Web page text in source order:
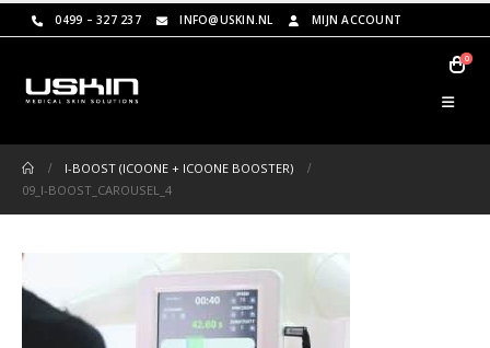
0499 – 327 237 INFO@USKIN.NL MIJN ACCOUNT
0
I-BOOST (ICOONE + ICOONE BOOSTER)
09_I-BOOST_CAROUSEL_4